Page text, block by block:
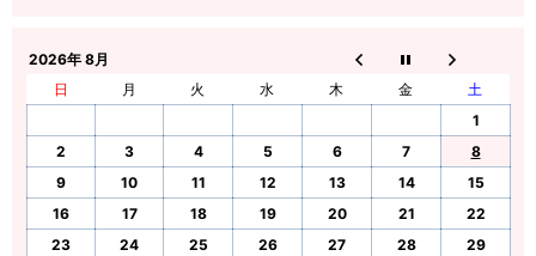
2026年 8月
日
月 火 水 木 金
土
1
2
3 4 5 6 7
8
9
10 11 12 13 14
15
16
17 18 19 20 21
22
23
24 25 26 27 28
29